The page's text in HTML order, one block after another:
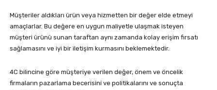
Müşteriler aldıkları ürün veya hizmetten bir değer elde etmeyi
amaçlarlar. Bu değere en uygun maliyetle ulaşmak isteyen
müşteri ürünü sunan taraftan aynı zamanda kolay erişim fırsatı
sağlamasını ve iyi bir iletişim kurmasını beklemektedir.
4C bilincine göre müşteriye verilen değer, önem ve öncelik
firmaların pazarlama becerisini ve politikalarını ve sonuçta